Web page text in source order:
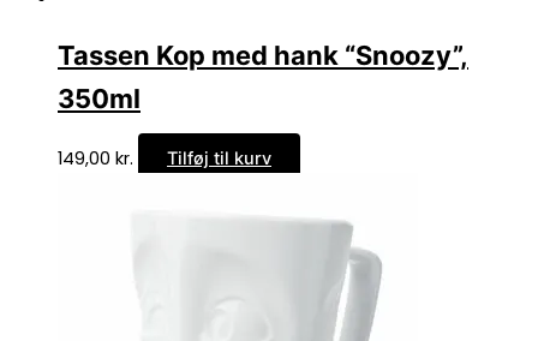
Tassen Kop med hank “Snoozy”,
350ml
149,00 kr. Tilføj til kurv